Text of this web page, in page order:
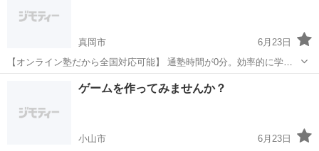
真岡市
6月23日
【オンライン塾だから全国対応可能】 通塾時間が0分。効率的に学べ
ます。 全国からの受講 インターネット環境があれば、 日本全国どこ
からでも受講可能。 地方にお住まいの方も大歓迎です。 時間帯の柔
プログラミング 柔軟性
ゲームを作ってみませんか？
小山市 6月23日